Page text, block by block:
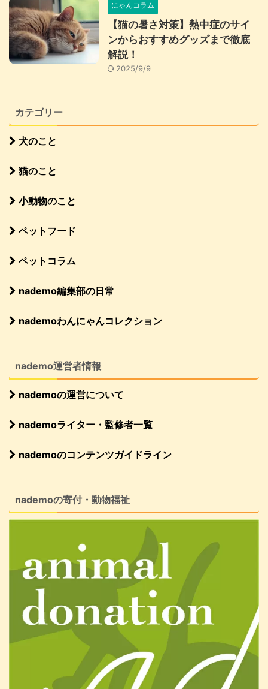
にゃんコラム
【猫の暑さ対策】熱中症のサイ
ンからおすすめグッズまで徹底
解説！
2025/9/9
カテゴリー
犬のこと
猫のこと
小動物のこと
ペットフード
ペットコラム
nademo編集部の日常
nademoわんにゃんコレクション
nademo運営者情報
nademoの運営について
nademoライター・監修者一覧
nademoのコンテンツガイドライン
nademoの寄付・動物福祉